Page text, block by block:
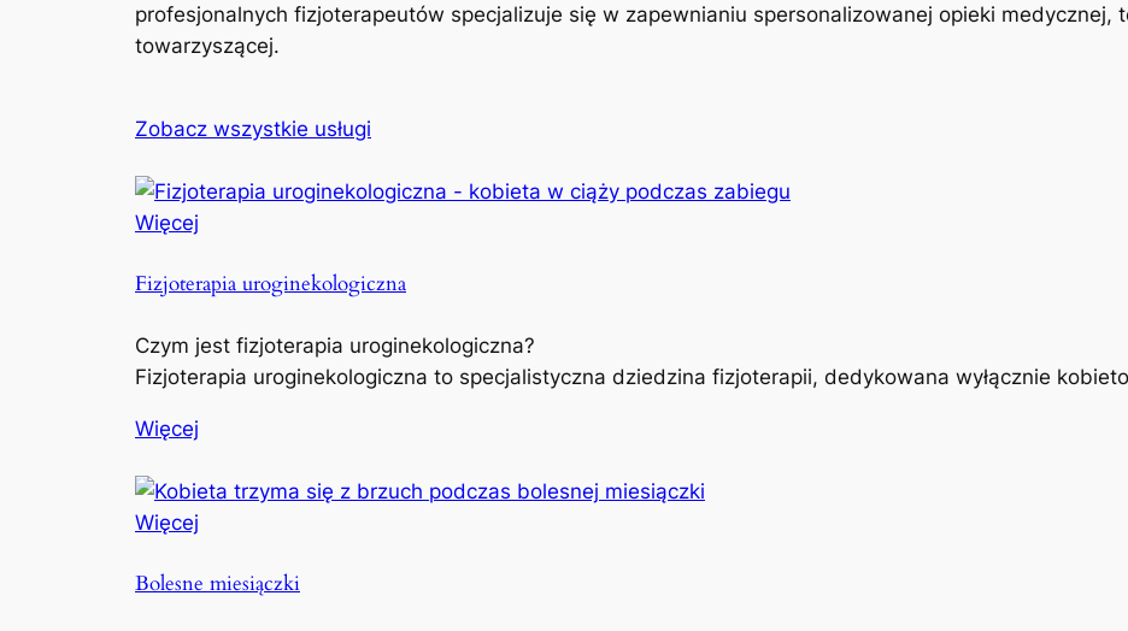
profesjonalnych fizjoterapeutów specjalizuje się w zapewnianiu spersonalizowanej opieki medycznej,
towarzyszącej.
Zobacz wszystkie usługi
Więcej
Fizjoterapia uroginekologiczna
Czym jest fizjoterapia uroginekologiczna?
Fizjoterapia uroginekologiczna to specjalistyczna dziedzina fizjoterapii, dedykowana wyłącznie
Więcej
Więcej
Bolesne miesiączki